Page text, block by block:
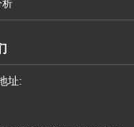
析
址: